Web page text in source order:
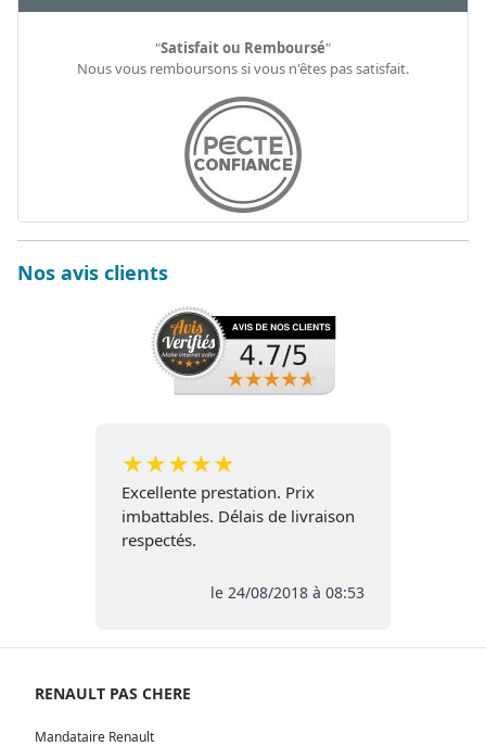
"Satisfait ou Remboursé"
Nous vous remboursons si vous n'êtes pas satisfait.
Nos avis clients
★★★★★
Excellente prestation. Prix
imbattables. Délais de livraison
respectés.
le 24/08/2018 à 08:53
RENAULT PAS CHERE
Mandataire Renault